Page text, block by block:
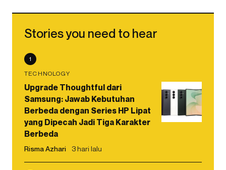
Stories you need to hear
1
TECHNOLOGY
Upgrade Thoughtful dari
Samsung: Jawab Kebutuhan
Berbeda dengan Series HP Lipat
yang Dipecah Jadi Tiga Karakter
Berbeda
Risma Azhari 3 hari lalu